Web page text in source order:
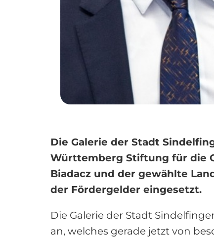
Die Galerie der Stadt
Württemberg Stiftung für die
Biadacz und der gewählte
der Fördergelder eingesetzt.
Die Galerie der Stadt
an, welches gerade jetzt von